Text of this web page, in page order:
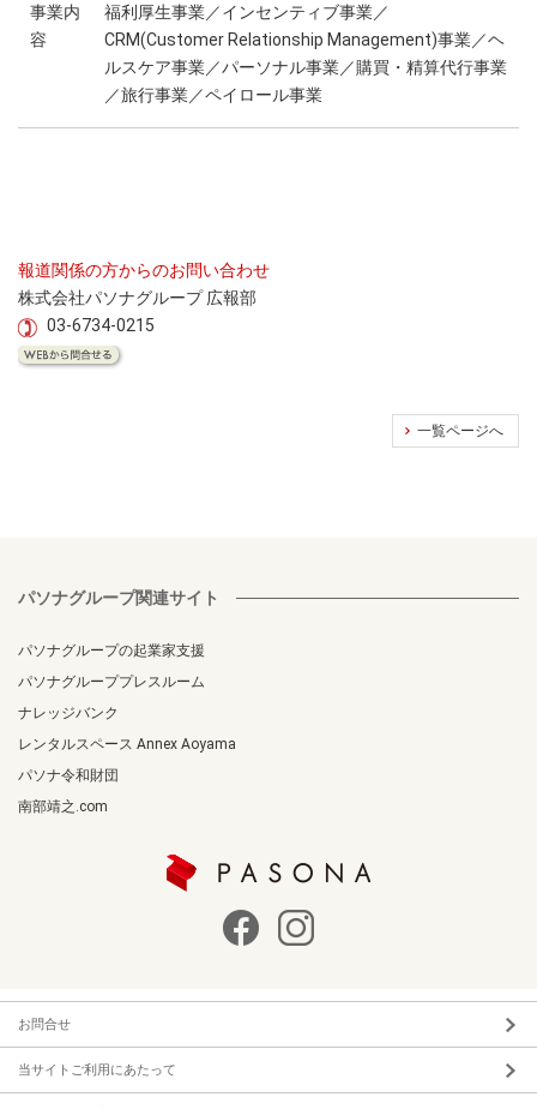
事業内
容
福利厚生事業／インセンティブ事業／
CRM(Customer Relationship Management)事業／ヘ
ルスケア事業／パーソナル事業／購買・精算代行事業
／旅行事業／ペイロール事業
報道関係の方からのお問い合わせ
株式会社パソナグループ 広報部
03-6734-0215
一覧ページへ
パソナグループ関連サイト
パソナグループの起業家支援
パソナグループプレスルーム
ナレッジバンク
レンタルスペース Annex Aoyama
パソナ令和財団
南部靖之.com
お問合せ
当サイトご利用にあたって